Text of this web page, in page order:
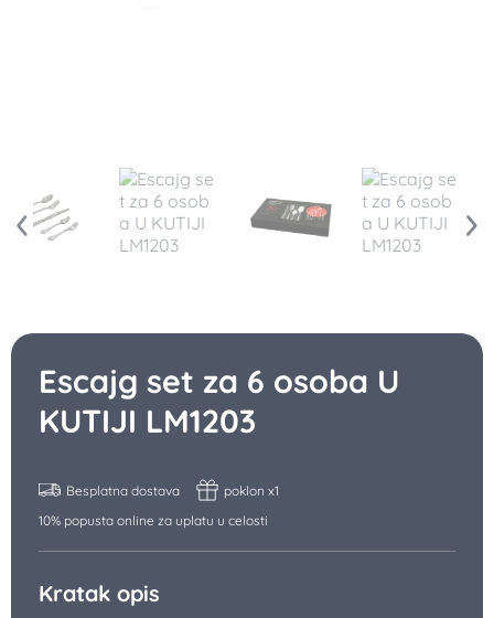
Escajg set za 6 osoba U
KUTIJI LM1203
Besplatna dostava
poklon x1
10% popusta online za uplatu u celosti
Kratak opis